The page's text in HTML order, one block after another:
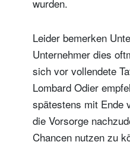
wurden.
Leider bemerken
Unternehmer dies
sich vor vollendete
Lombard Odier
spätestens mit Ende
die Vorsorge
Chancen nutzen zu